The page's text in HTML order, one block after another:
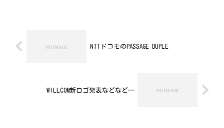
NTTドコモのPASSAGE DUPLE
WILLCOM新ロゴ発表などなど…